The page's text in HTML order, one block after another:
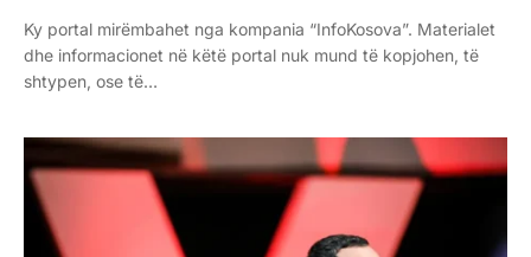
Ky portal mirëmbahet nga kompania “InfoKosova”. Materialet
dhe informacionet në këtë portal nuk mund të kopjohen, të
shtypen, ose të…